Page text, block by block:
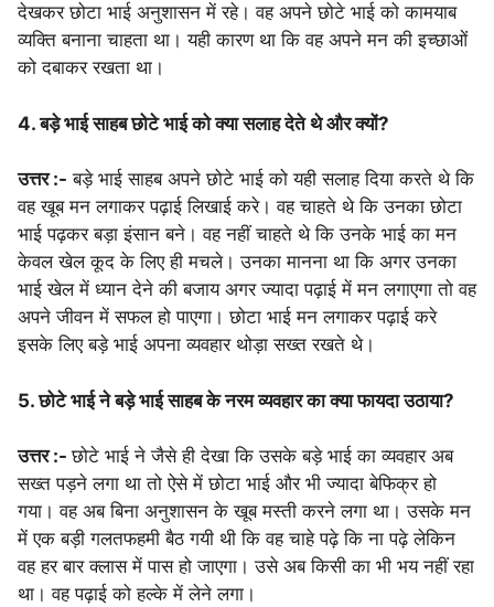
देखकर छोटा भाई अनुशासन में रहे। वह अपने छोटे भाई को कामयाब
व्यक्ति बनाना चाहता था। यही कारण था कि वह अपने मन की इच्छाओं
को दबाकर रखता था।
4. बड़े भाई साहब छोटे भाई को क्या सलाह देते थे और क्यों?
उत्तर :- बड़े भाई साहब अपने छोटे भाई को यही सलाह दिया करते थे कि
वह खूब मन लगाकर पढ़ाई लिखाई करे। वह चाहते थे कि उनका छोटा
भाई पढ़कर बड़ा इंसान बने। वह नहीं चाहते थे कि उनके भाई का मन
केवल खेल कूद के लिए ही मचले। उनका मानना था कि अगर उनका
भाई खेल में ध्यान देने की बजाय अगर ज्यादा पढ़ाई में मन लगाएगा तो वह
अपने जीवन में सफल हो पाएगा। छोटा भाई मन लगाकर पढ़ाई करे
इसके लिए बड़े भाई अपना व्यवहार थोड़ा सख्त रखते थे।
5. छोटे भाई ने बड़े भाई साहब के नरम व्यवहार का क्या फायदा उठाया?
उत्तर :-छोटे भाई ने जैसे ही देखा कि उसके बड़े भाई का व्यवहार अब
सख्त पड़ने लगा था तो ऐसे में छोटा भाई और भी ज्यादा बेफिक्र हो
गया। वह अब बिना अनुशासन के खूब मस्ती करने लगा था। उसके मन
में एक बड़ी गलतफहमी बैठ गयी थी कि वह चाहे पढ़े कि ना पढ़े लेकिन
वह हर बार क्लास में पास हो जाएगा। उसे अब किसी का भी भय नहीं रहा
था। वह पढ़ाई को हल्के में लेने लगा।